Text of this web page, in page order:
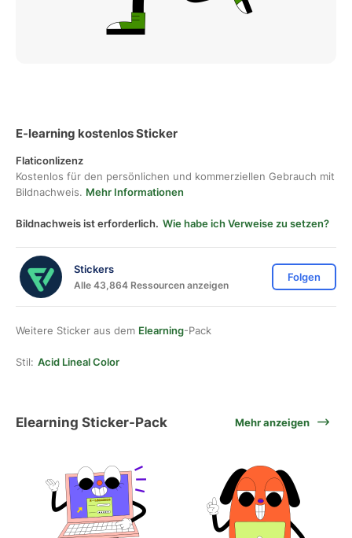
E-learning kostenlos Sticker
Flaticonlizenz
Kostenlos für den persönlichen und kommerziellen Gebrauch mit
Bildnachweis. Mehr Informationen
Bildnachweis ist erforderlich. Wie habe ich Verweise zu setzen?
Stickers
Alle 43,864 Ressourcen anzeigen
Folgen
Weitere Sticker aus dem Elearning-Pack
Stil: Acid Lineal Color
Elearning Sticker-Pack Mehr anzeigen